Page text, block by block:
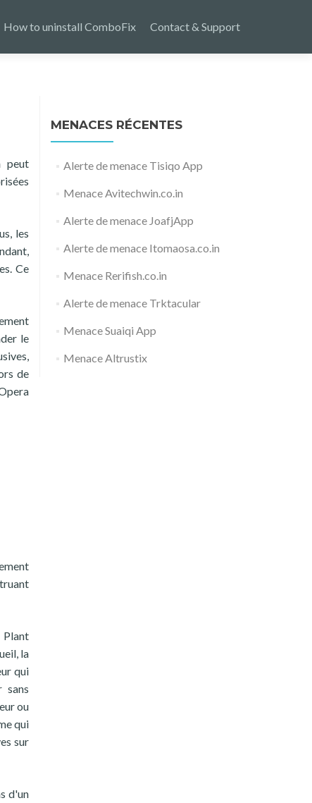
How to uninstall ComboFix Contact & Support
peut
les
Ce
le
de
Plant
la
qui
sans
ou
qui
sur
d'un
MENACES RÉCENTES
Alerte de menace Tisiqo App
Menace Avitechwin.co.in
Alerte de menace JoafjApp
Alerte de menace Itomaosa.co.in
Menace Rerifish.co.in
Alerte de menace Trktacular
Menace Suaiqi App
Menace Altrustix